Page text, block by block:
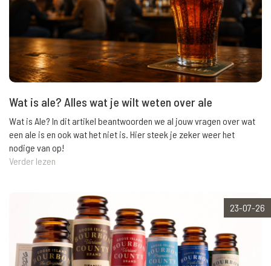
Wat is ale? Alles wat je wilt weten over ale
Wat is Ale? In dit artikel beantwoorden we al jouw vragen over wat
een ale is en ook wat het niet is. Hier steek je zeker weer het
nodige van op!
Verder lezen
23-07-26